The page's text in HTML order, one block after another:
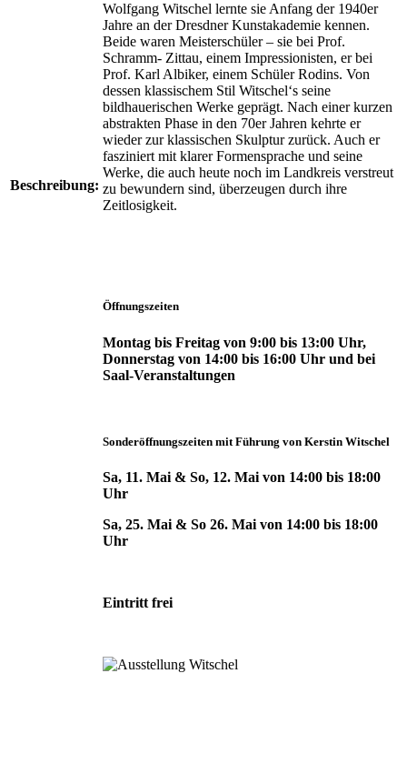
Beschreibung:
Wolfgang Witschel lernte sie Anfang der 1940er
Jahre an der Dresdner Kunstakademie kennen.
Beide waren Meisterschüler – sie bei Prof.
Schramm- Zittau, einem Impressionisten, er bei
Prof. Karl Albiker, einem Schüler Rodins. Von
dessen klassischem Stil Witschel‘s seine
bildhauerischen Werke geprägt. Nach einer kurzen
abstrakten Phase in den 70er Jahren kehrte er
wieder zur klassischen Skulptur zurück. Auch er
fasziniert mit klarer Formensprache und seine
Werke, die auch heute noch im Landkreis verstreut
zu bewundern sind, überzeugen durch ihre
Zeitlosigkeit.
Öffnungszeiten
Montag bis Freitag von 9:00 bis 13:00 Uhr,
Donnerstag von 14:00 bis 16:00 Uhr und bei
Saal-Veranstaltungen
Sonderöffnungszeiten mit Führung von Kerstin Witschel
Sa, 11. Mai & So, 12. Mai von 14:00 bis 18:00
Uhr
Sa, 25. Mai & So 26. Mai von 14:00 bis 18:00
Uhr
Eintritt frei